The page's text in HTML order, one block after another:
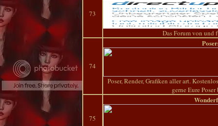
73
Das Forum von und
74
Poser, Render, Grafiken aller art.
gerne Eure
75